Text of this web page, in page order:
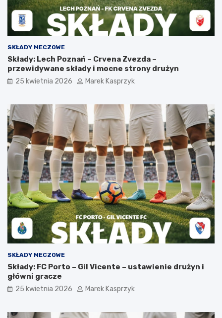
SKŁADY MECZOWE
Składy: Lech Poznań – Crvena Zvezda –
przewidywane składy i mocne strony drużyn
25 kwietnia 2026 Marek Kasprzyk
SKŁADY MECZOWE
Składy: FC Porto – Gil Vicente – ustawienie drużyn i
główni gracze
25 kwietnia 2026 Marek Kasprzyk